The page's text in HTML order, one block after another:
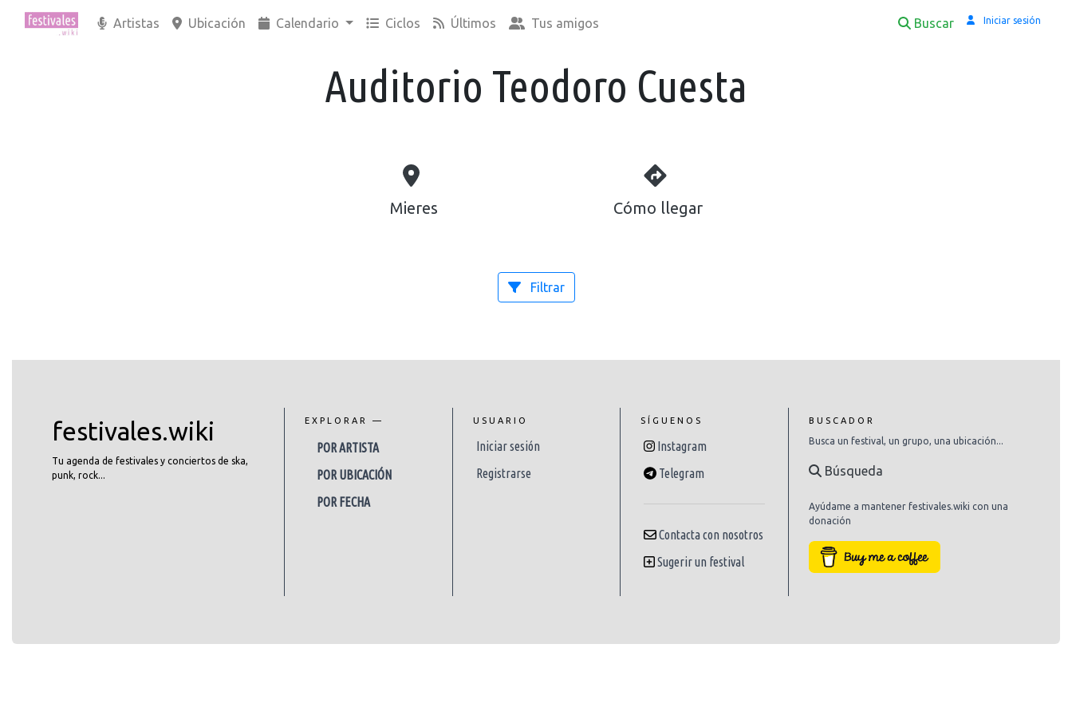
Artistas Ubicación Calendario Ciclos Últimos Tus amigos Buscar Iniciar sesión
Auditorio Teodoro Cuesta
Mieres Cómo llegar
Filtrar
festivales.wiki
Tu agenda de festivales y conciertos de ska,
punk, rock...
EXPLORAR —
POR ARTISTA
POR UBICACIÓN
POR FECHA
USUARIO
Iniciar sesión
Registrarse
SÍGUENOS
Instagram
Telegram
Contacta con nosotros
Sugerir un festival
BUSCADOR
Busca un festival, un grupo, una ubicación...
Búsqueda
Ayúdame a mantener festivales.wiki con una
donación